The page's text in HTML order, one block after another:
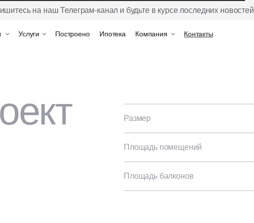
на наш Телеграм-канал и будьте в курсе последних новостей
Услуги
Услуги Компания
Компания
Построено
Построено Ипотека
Ипотека Контакты
Контакты
Размер
Площадь помещений
Площадь балконов